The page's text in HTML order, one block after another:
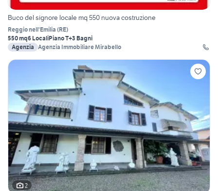
Buco del signore locale mq 550 nuova costruzione
Reggio nell'Emilia (RE)
550 mq6 LocaliPiano T+3 Bagni
Agenzia Agenzia Immobiliare Mirabello
2